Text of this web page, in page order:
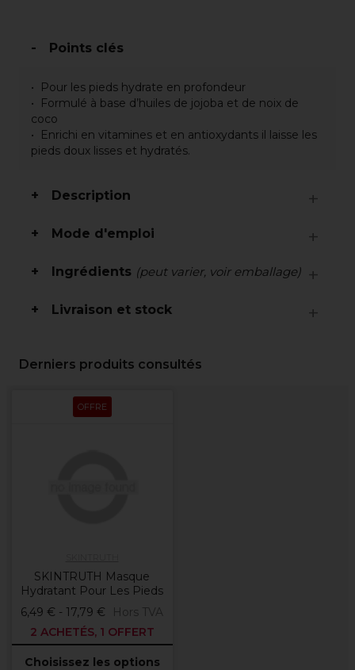
Points clés
Pour les pieds hydrate en profondeur
Formulé à base d’huiles de jojoba et de noix de
coco
Enrichi en vitamines et en antioxydants il laisse les
pieds doux lisses et hydratés.
Description
Mode d'emploi
Ingrédients (peut varier, voir emballage)
Livraison et stock
Derniers produits consultés
OFFRE
SKINTRUTH Masque
Hydratant Pour Les Pieds
6,49 € - 17,79 €
Hors TVA
2 ACHETÉS, 1 OFFERT
Choisissez les options